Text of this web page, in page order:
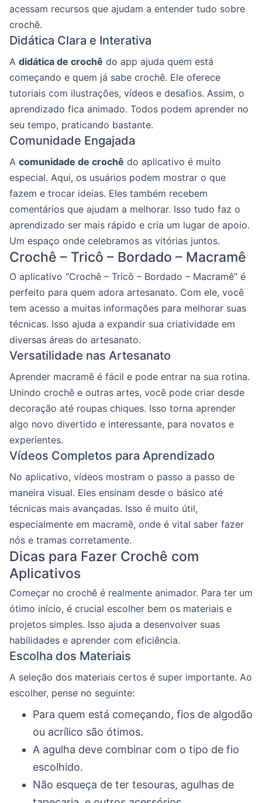
acessam recursos que ajudam a entender tudo sobre
crochê.
Didática Clara e Interativa
A didática de crochê do app ajuda quem está
começando e quem já sabe crochê. Ele oferece
tutoriais com ilustrações, vídeos e desafios. Assim, o
aprendizado fica animado. Todos podem aprender no
seu tempo, praticando bastante.
Comunidade Engajada
A comunidade de crochê do aplicativo é muito
especial. Aqui, os usuários podem mostrar o que
fazem e trocar ideias. Eles também recebem
comentários que ajudam a melhorar. Isso tudo faz o
aprendizado ser mais rápido e cria um lugar de apoio.
Um espaço onde celebramos as vitórias juntos.
Crochê – Tricô – Bordado – Macramê
O aplicativo “Crochê – Tricô – Bordado – Macramê” é
perfeito para quem adora artesanato. Com ele, você
tem acesso a muitas informações para melhorar suas
técnicas. Isso ajuda a expandir sua criatividade em
diversas áreas do artesanato.
Versatilidade nas Artesanato
Aprender macramê é fácil e pode entrar na sua rotina.
Unindo crochê e outras artes, você pode criar desde
decoração até roupas chiques. Isso torna aprender
algo novo divertido e interessante, para novatos e
experientes.
Vídeos Completos para Aprendizado
No aplicativo, vídeos mostram o passo a passo de
maneira visual. Eles ensinam desde o básico até
técnicas mais avançadas. Isso é muito útil,
especialmente em macramê, onde é vital saber fazer
nós e tramas corretamente.
Dicas para Fazer Crochê com
Aplicativos
Começar no crochê é realmente animador. Para ter um
ótimo início, é crucial escolher bem os materiais e
projetos simples. Isso ajuda a desenvolver suas
habilidades e aprender com eficiência.
Escolha dos Materiais
A seleção dos materiais certos é super importante. Ao
escolher, pense no seguinte:
Para quem está começando, fios de algodão
ou acrílico são ótimos.
A agulha deve combinar com o tipo de fio
escolhido.
Não esqueça de ter tesouras, agulhas de